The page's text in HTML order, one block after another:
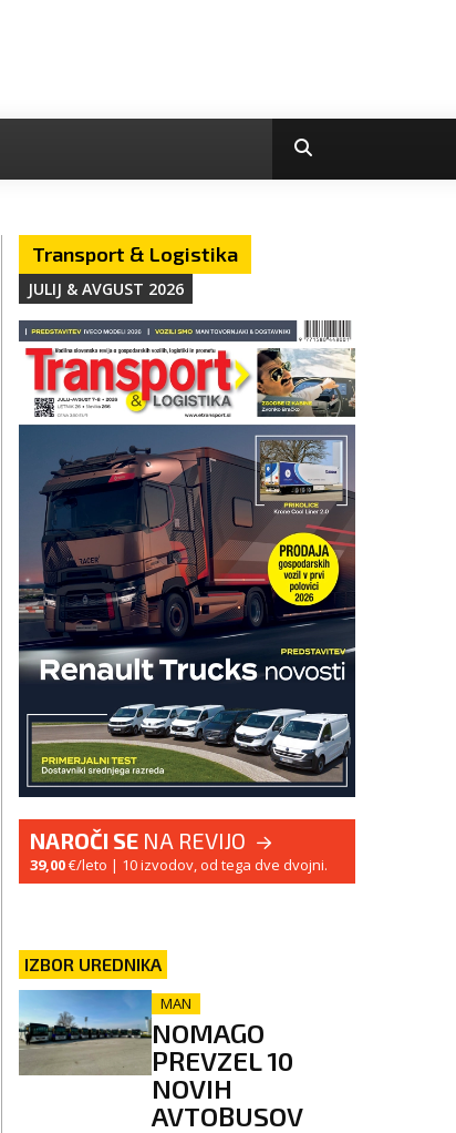
Transport & Logistika
JULIJ & AVGUST 2026
NAROČI SE NA REVIJO
39,00€/leto | 10 izvodov, od tega dve dvojni.
IZBOR UREDNIKA
MAN
NOMAGO
PREVZEL 10
NOVIH
AVTOBUSOV